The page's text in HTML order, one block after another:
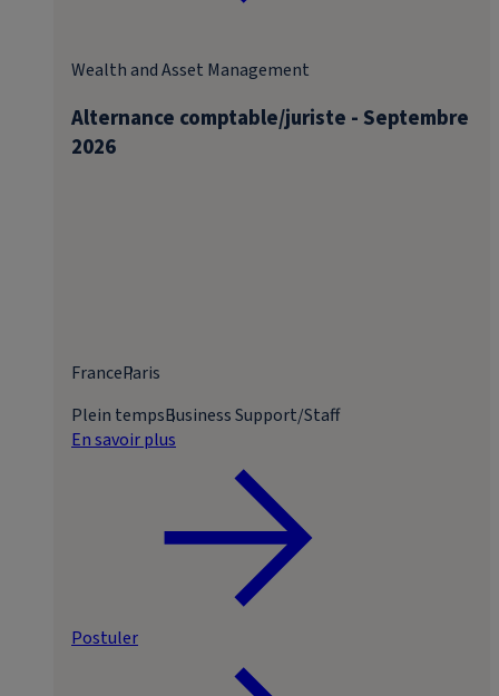
Alternance comptable/juriste - Septembre
2026
Wealth and Asset Management
FranceParis
Plein tempsBusiness Support/Staff
En savoir plus
Postuler